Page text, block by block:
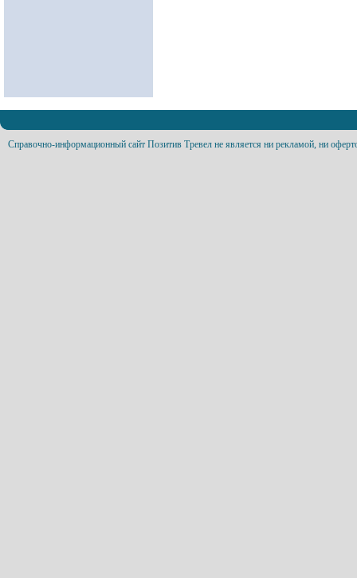
Справочно-информационный сайт Позитив Тревел не является ни рекламой, ни